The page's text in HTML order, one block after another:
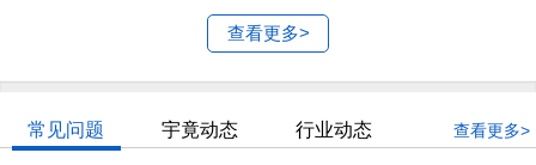
查看更多>
常见问题 宇竟动态 行业动态 查看更多>